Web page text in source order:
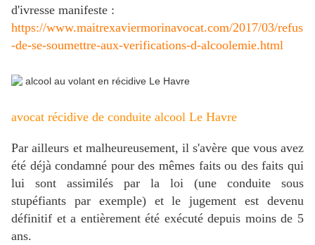
d'ivresse manifeste :
https://www.maitrexaviermorinavocat.com/2017/03/refus
-de-se-soumettre-aux-verifications-d-alcoolemie.html
avocat récidive de conduite alcool Le Havre
Par ailleurs et malheureusement, il s'avère que vous avez
été déjà condamné pour des mêmes faits ou des faits qui
lui sont assimilés par la loi (une conduite sous
stupéfiants par exemple) et le jugement est devenu
définitif et a entièrement été exécuté depuis moins de 5
ans.